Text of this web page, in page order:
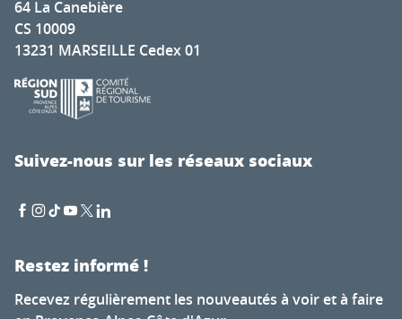
64 La Canebière
CS 10009
13231 MARSEILLE Cedex 01
Suivez-nous sur les réseaux sociaux
Restez informé !
Recevez régulièrement les nouveautés à voir et à faire